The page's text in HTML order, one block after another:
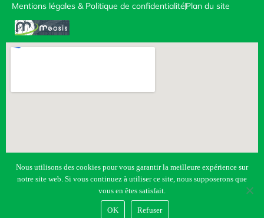
Mentions légales & Politique de confidentialitéPlan du site
Nous utilisons des cookies pour vous garantir la meilleure expérience sur
notre site web. Si vous continuez à utiliser ce site, nous supposerons que
vous en êtes satisfait.
OK Refuser